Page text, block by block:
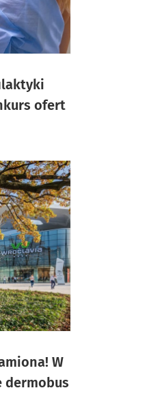
ofert
W
dermobus